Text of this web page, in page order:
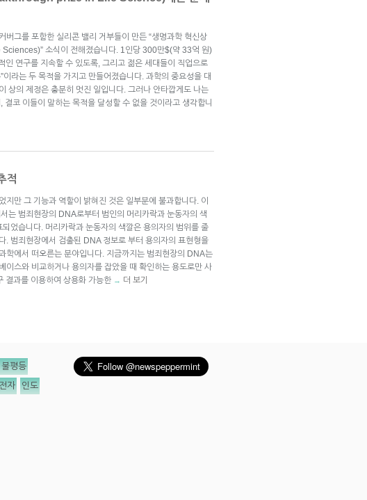
버그를 포함한 실리콘 밸리 거부들이 만든 “생명과학 혁신상
소식이 전해졌습니다. 1인당 300만$(약 33억 원)
인 연구를 지속할 수 있도록, 그리고 젊은 세대들이 직업으로
이라는 두 목적을 가지고 만들어졌습니다. 과학의 중요성을 대
상의 제정은 충분히 멋진 일입니다. 그러나 안타깝게도 나는
결코 이들이 말하는 목적을 달성할 수 없을 것이라고 생각합니
적
지만 그 기능과 역할이 밝혀진 것은 일부분에 불과합니다. 이
는 범죄현장의 DNA로부터 범인의 머리카락과 눈동자의 색
었습니다. 머리카락과 눈동자의 색깔은 용의자의 범위를 줄
. 범죄현장에서 검출된 DNA 정보로 부터 용의자의 표현형을
학에서 떠오른는 분야입니다. 지금까지는 범죄현장의 DNA는
이스와 비교하거나 용의자를 잡았을 때 확인하는 용도로만 사
결과를 이용하여 상용화 가능한 → 더 보기
평등
자 인도